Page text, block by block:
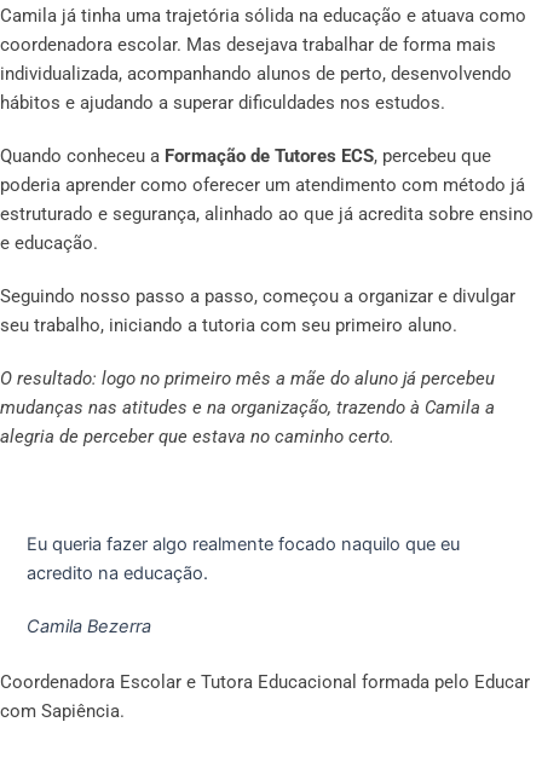
Camila já tinha uma trajetória sólida na educação e atuava como
coordenadora escolar. Mas desejava trabalhar de forma mais
individualizada, acompanhando alunos de perto, desenvolvendo
hábitos e ajudando a superar dificuldades nos estudos.
Quando conheceu a Formação de Tutores ECS, percebeu que
poderia aprender como oferecer um atendimento com método já
estruturado e segurança, alinhado ao que já acredita sobre ensino
e educação.
Seguindo nosso passo a passo, começou a organizar e divulgar
seu trabalho, iniciando a tutoria com seu primeiro aluno.
O resultado: logo no primeiro mês a mãe do aluno já percebeu
mudanças nas atitudes e na organização, trazendo à Camila a
alegria de perceber que estava no caminho certo.
Eu queria fazer algo realmente focado naquilo que eu
acredito na educação.
Camila Bezerra
Coordenadora Escolar e Tutora Educacional formada pelo Educar
com Sapiência.